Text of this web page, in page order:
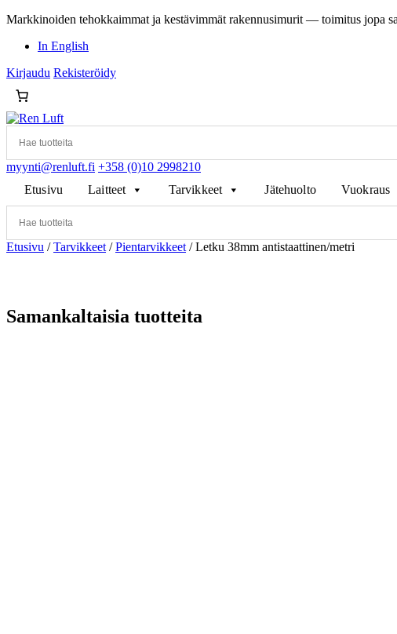
Markkinoiden tehokkaimmat ja kestävimmät rakennusimurit — toimitus jopa
In English
Kirjaudu Rekisteröidy
myynti@renluft.fi +358 (0)10 2998210
Etusivu
Laitteet Tarvikkeet Jätehuolto Vuokraus
Etusivu /Tarvikkeet /Pientarvikkeet / Letku 38mm antistaattinen/metri
Samankaltaisia tuotteita